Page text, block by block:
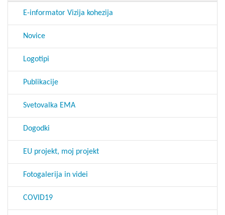
E-informator Vizija kohezija
Novice
Logotipi
Publikacije
Svetovalka EMA
Dogodki
EU projekt, moj projekt
Fotogalerija in videi
COVID19